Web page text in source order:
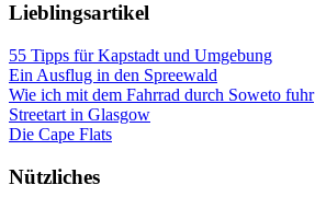
Lieblingsartikel
55 Tipps für Kapstadt und Umgebung
Ein Ausflug in den Spreewald
Wie ich mit dem Fahrrad durch Soweto fuhr
Streetart in Glasgow
Die Cape Flats
Nützliches